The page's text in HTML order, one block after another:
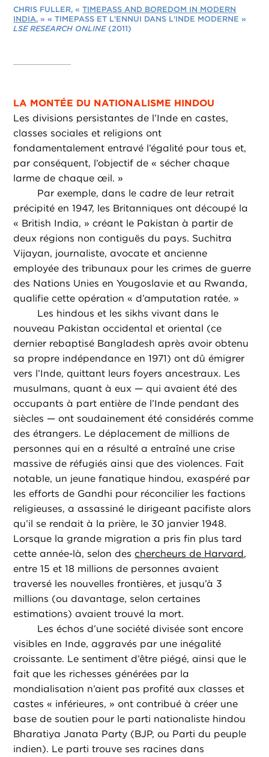
CHRIS FULLER, «TIMEPASS AND BOREDOM IN MODERN
INDIA, » « TIMEPASS ET L'ENNUI DANS L'INDE MODERNE »
LSE RESEARCH ONLINE(2011)
LA MONTÉE DU NATIONALISME HINDOU
Les divisions persistantes de l’Inde en castes,
classes sociales et religions ont
fondamentalement entravé l’égalité pour tous et,
par conséquent, l’objectif de « sécher chaque
larme de chaque œil. »
Par exemple, dans le cadre de leur retrait
précipité en 1947, les Britanniques ont découpé la
« British India, » créant le Pakistan à partir de
deux régions non contiguës du pays. Suchitra
Vijayan, journaliste, avocate et ancienne
employée des tribunaux pour les crimes de guerre
des Nations Unies en Yougoslavie et au Rwanda,
qualifie cette opération « d’amputation ratée. »
Les hindous et les sikhs vivant dans le
nouveau Pakistan occidental et oriental (ce
dernier rebaptisé Bangladesh après avoir obtenu
sa propre indépendance en 1971) ont dû émigrer
vers l’Inde, quittant leurs foyers ancestraux. Les
musulmans, quant à eux — qui avaient été des
occupants à part entière de l’Inde pendant des
siècles — ont soudainement été considérés comme
des étrangers. Le déplacement de millions de
personnes qui en a résulté a entraîné une crise
massive de réfugiés ainsi que des violences. Fait
notable, un jeune fanatique hindou, exaspéré par
les efforts de Gandhi pour réconcilier les factions
religieuses, a assassiné le dirigeant pacifiste alors
qu’il se rendait à la prière, le 30 janvier 1948.
Lorsque la grande migration a pris fin plus tard
cette année-là, selon des chercheurs de Harvard,
entre 15 et 18 millions de personnes avaient
traversé les nouvelles frontières, et jusqu’à 3
millions (ou davantage, selon certaines
estimations) avaient trouvé la mort.
Les échos d’une société divisée sont encore
visibles en Inde, aggravés par une inégalité
croissante. Le sentiment d’être piégé, ainsi que le
fait que les richesses générées par la
mondialisation n’aient pas profité aux classes et
castes « inférieures, » ont contribué à créer une
base de soutien pour le parti nationaliste hindou
Bharatiya Janata Party (BJP, ou Parti du peuple
indien). Le parti trouve ses racines dans